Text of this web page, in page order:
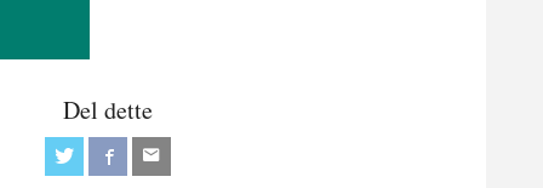
Del dette